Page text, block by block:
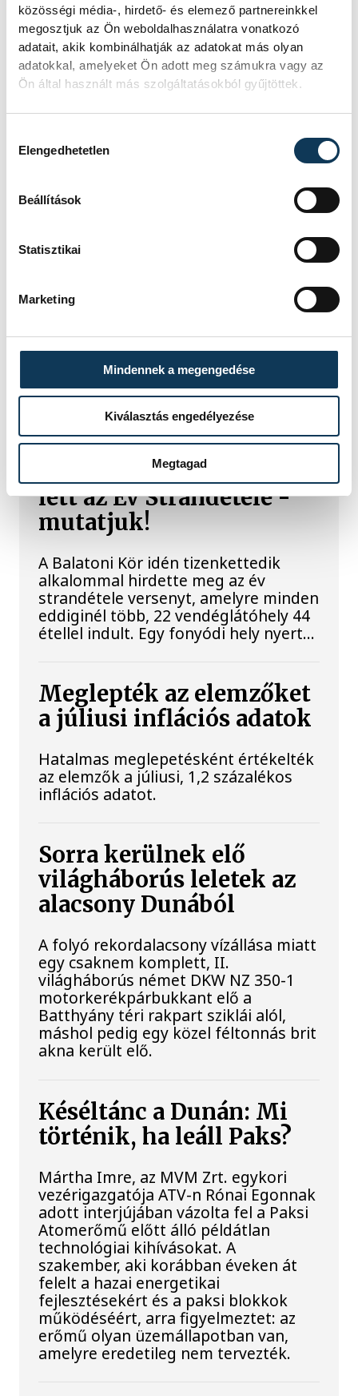
közösségi média-, hirdető- és elemező partnereinkkel
megosztjuk az Ön weboldalhasználatra vonatkozó
adatait, akik kombinálhatják az adatokat más olyan
adatokkal, amelyeket Ön adott meg számukra vagy az
Ön által használt más szolgáltatásokból gyűjtöttek.
Elengedhetetlen
Beállítások
Statisztikai
Marketing
Mindennek a megengedése
Kiválasztás engedélyezése
Megtagad
Megszelídítették a
sárkányokat
A dobok ritmusára evező csapatok
sétány előtti partszakaszt. Az Európa
részeként megrendezett Sárkányhajó
belügyi egységek csaptak össze a
vízen.
államfőnek a Tisza
Baka Andrást, a Legfelsőbb Bíróság
korábbi elnökét jelöli köztársasági
elnöknek a Tisza párt parlamenti
frakciója.
Egy furcsa halkonzerv
lett az Év Strandétele -
mutatjuk!
A Balatoni Kör idén tizenkettedik
alkalommal hirdette meg az év
strandétele versenyt, amelyre minden
eddiginél több, 22 vendéglátóhely 44
étellel indult. Egy fonyódi hely nyert...
Meglepték az elemzőket
a júliusi inflációs adatok
Hatalmas meglepetésként értékelték
az elemzők a júliusi, 1,2 százalékos
inflációs adatot.
Sorra kerülnek elő
világháborús leletek az
alacsony Dunából
A folyó rekordalacsony vízállása miatt
egy csaknem komplett, II.
világháborús német DKW NZ 350-1
motorkerékpárbukkant elő a
Batthyány téri rakpart sziklái alól,
máshol pedig egy közel féltonnás brit
akna került elő.
Késéltánc a Dunán: Mi
történik, ha leáll Paks?
Mártha Imre, az MVM Zrt. egykori
vezérigazgatója ATV-n Rónai Egonnak
adott interjújában vázolta fel a Paksi
Atomerőmű előtt álló példátlan
technológiai kihívásokat. A
szakember, aki korábban éveken át
felelt a hazai energetikai
fejlesztésekért és a paksi blokkok
működéséért, arra figyelmeztet: az
erőmű olyan üzemállapotban van,
amelyre eredetileg nem tervezték.